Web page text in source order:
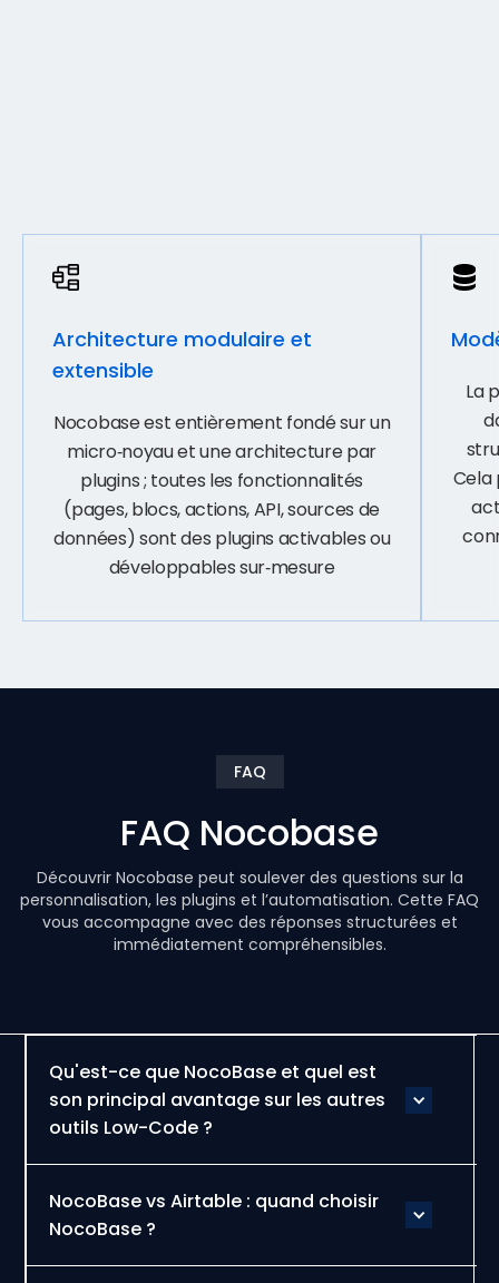
Architecture modulaire et
extensible
Nocobase est entièrement fondé sur un
micro‑noyau et une architecture par
plugins ; toutes les fonctionnalités
(pages, blocs, actions, API, sources de
données) sont des plugins activables ou
développables sur‑mesure
La
Cela
FAQ
FAQ Nocobase
Découvrir Nocobase peut soulever des questions sur la
personnalisation, les plugins et l’automatisation. Cette FAQ
vous accompagne avec des réponses structurées et
immédiatement compréhensibles.
Qu'est-ce que NocoBase et quel est
son principal avantage sur les autres
outils Low-Code ?
NocoBase vs Airtable : quand choisir
NocoBase ?